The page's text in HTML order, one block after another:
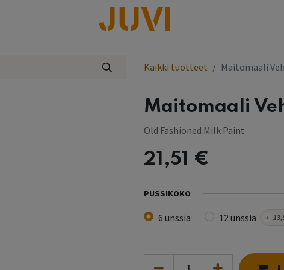
Kaikki tuotteet Maitomaali
Maitomaali
Old Fashioned Milk Paint
21,51 €
PUSSIKOKO
6 unssia 12 unssia +